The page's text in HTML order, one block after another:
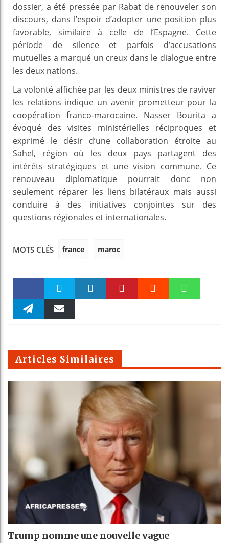
dossier, a été pressée par Rabat de renouveler son
discours, dans l’espoir d’adopter une position plus
favorable, similaire à celle de l’Espagne. Cette
période de silence et parfois d’accusations
mutuelles a marqué un creux dans le dialogue entre
les deux nations.
La volonté affichée par les deux ministres de raviver
les relations indique un avenir prometteur pour la
coopération franco-marocaine. Nasser Bourita a
évoqué des visites ministérielles réciproques et
exprimé le désir d’une collaboration étroite au
Sahel, région où les deux pays partagent des
intérêts stratégiques et une vision commune. Ce
renouveau diplomatique pourrait donc non
seulement réparer les liens bilatéraux mais aussi
conduire à des initiatives conjointes sur des
questions régionales et internationales.
MOTS CLÉS france maroc
Faceboo Twitter
m
Articles Similaires
Trump nomme une nouvelle vague